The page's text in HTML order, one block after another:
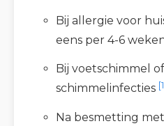
Bij allergie voor
eens per 4-6
Bij voetschimmel
schimmelinfecties
Na besmetting